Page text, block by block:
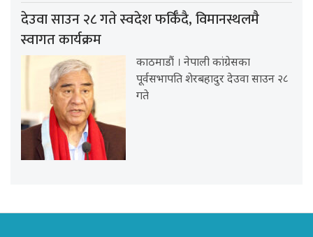
देउवा साउन २८ गते स्वदेश फर्किँदै, विमानस्थलमै
स्वागत कार्यक्रम
काठमाडौं । नेपाली कांग्रेसका
पूर्वसभापति शेरबहादुर देउवा साउन २८
गते